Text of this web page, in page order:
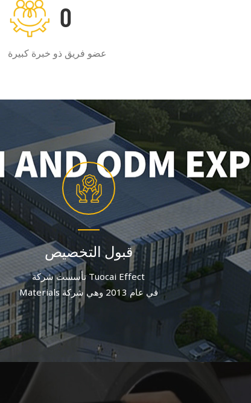
0
عضو فريق ذو خبرة كبيرة
قبول التخصيص
تأسست شركة Tuocai Effect
Materials في عام 2013 وهي شركة
مصنعة لصبغات الألومنيوم تركز على
الجودة والابتكار. وبعد جهد متواصل، يبلغ
عدد الموظفين الحاليين أكثر من 60
موظفًا.